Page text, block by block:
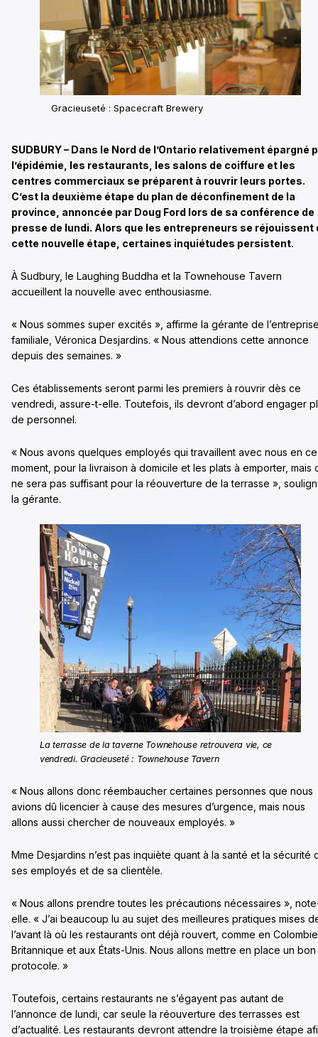
Gracieuseté : Spacecraft Brewery
SUDBURY – Dans le Nord de l’Ontario relativement épargné
l’épidémie, les restaurants, les salons de coiffure et les
centres commerciaux se préparent à rouvrir leurs portes.
C’est la deuxième étape du plan de déconfinement de la
province, annoncée par Doug Ford lors de sa conférence de
presse de lundi. Alors que les entrepreneurs se réjouissent
cette nouvelle étape, certaines inquiétudes persistent.
À Sudbury, le Laughing Buddha et la Townehouse Tavern
accueillent la nouvelle avec enthousiasme.
« Nous sommes super excités », affirme la gérante de
familiale, Véronica Desjardins. « Nous attendions cette annonce
depuis des semaines. »
Ces établissements seront parmi les premiers à rouvrir dès ce
vendredi, assure-t-elle. Toutefois, ils devront d’abord engager
de personnel.
« Nous avons quelques employés qui travaillent avec nous en ce
moment, pour la livraison à domicile et les plats à emporter, mais
ne sera pas suffisant pour la réouverture de la terrasse »,
la gérante.
La terrasse de la taverne Townehouse retrouvera vie, ce
vendredi. Gracieuseté : Townehouse Tavern
« Nous allons donc réembaucher certaines personnes que nous
avions dû licencier à cause des mesures d’urgence, mais nous
allons aussi chercher de nouveaux employés. »
Mme Desjardins n’est pas inquiète quant à la santé et la sécurité
ses employés et de sa clientèle.
« Nous allons prendre toutes les précautions nécessaires »,
elle. « J’ai beaucoup lu au sujet des meilleures pratiques mises
l’avant là où les restaurants ont déjà rouvert, comme en
Britannique et aux États-Unis. Nous allons mettre en place un bon
protocole. »
Toutefois, certains restaurants ne s’égayent pas autant de
l’annonce de lundi, car seule la réouverture des terrasses est
d’actualité. Les restaurants devront attendre la troisième étape